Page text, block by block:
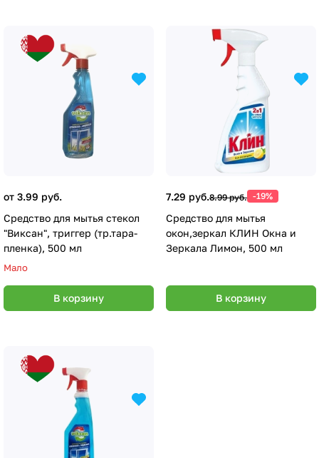
от 3.99 руб.
Средство для мытья стекол
"Виксан", триггер (тр.тара-
пленка), 500 мл
Мало
В корзину
7.29 руб.8.99 руб. -19%
Средство для мытья
окон,зеркал КЛИН Окна и
Зеркала Лимон, 500 мл
В корзину